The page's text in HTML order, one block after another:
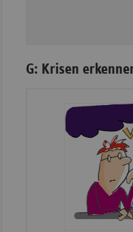
G: Krisen